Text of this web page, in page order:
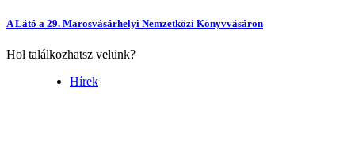
A Látó a 29. Marosvásárhelyi Nemzetközi Könyvvásáron
Hol találkozhatsz velünk?
Hírek